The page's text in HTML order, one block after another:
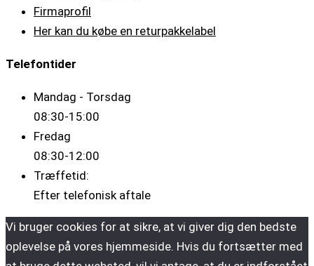
Firmaprofil
Her kan du købe en returpakkelabel
Telefontider
Mandag - Torsdag
08:30-15:00
Fredag
08:30-12:00
Træffetid:
Efter telefonisk aftale
Vi bruger cookies for at sikre, at vi giver dig den bedste
oplevelse på vores hjemmeside. Hvis du fortsætter med